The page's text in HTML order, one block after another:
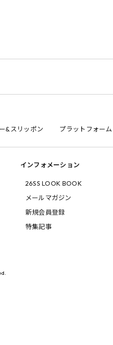
&スリッポン プラットフォー
インフォメーション
26SS LOOK BOOK
メールマガジン
新規会員登録
特集記事